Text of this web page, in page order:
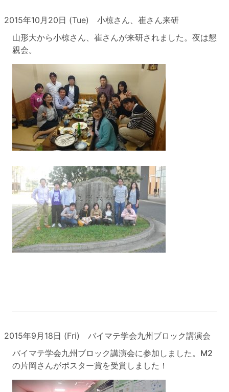
2015年10月20日 (Tue) 小椋さん、崔さん来研
山形大から小椋さん、崔さんが来研されました。夜は懇
親会。
2015年9月18日 (Fri) バイマテ学会九州ブロック講演会
バイマテ学会九州ブロック講演会に参加しました。M2
の片岡さんがポスター賞を受賞しました！